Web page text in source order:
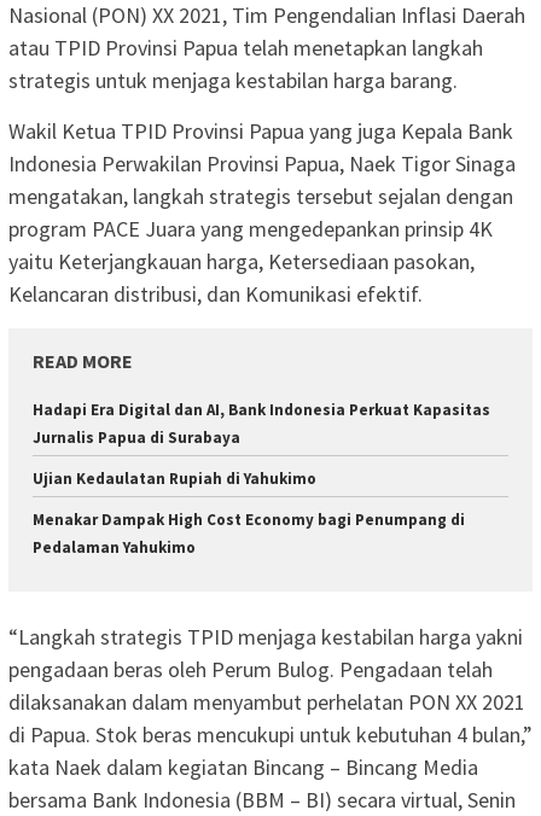
Nasional (PON) XX 2021, Tim Pengendalian Inflasi Daerah
atau TPID Provinsi Papua telah menetapkan langkah
strategis untuk menjaga kestabilan harga barang.
Wakil Ketua TPID Provinsi Papua yang juga Kepala Bank
Indonesia Perwakilan Provinsi Papua, Naek Tigor Sinaga
mengatakan, langkah strategis tersebut sejalan dengan
program PACE Juara yang mengedepankan prinsip 4K
yaitu Keterjangkauan harga, Ketersediaan pasokan,
Kelancaran distribusi, dan Komunikasi efektif.
READ MORE
Hadapi Era Digital dan AI, Bank Indonesia Perkuat Kapasitas
Jurnalis Papua di Surabaya
Ujian Kedaulatan Rupiah di Yahukimo
Menakar Dampak High Cost Economy bagi Penumpang di
Pedalaman Yahukimo
“Langkah strategis TPID menjaga kestabilan harga yakni
pengadaan beras oleh Perum Bulog. Pengadaan telah
dilaksanakan dalam menyambut perhelatan PON XX 2021
di Papua. Stok beras mencukupi untuk kebutuhan 4 bulan,”
kata Naek dalam kegiatan Bincang – Bincang Media
bersama Bank Indonesia (BBM – BI) secara virtual, Senin